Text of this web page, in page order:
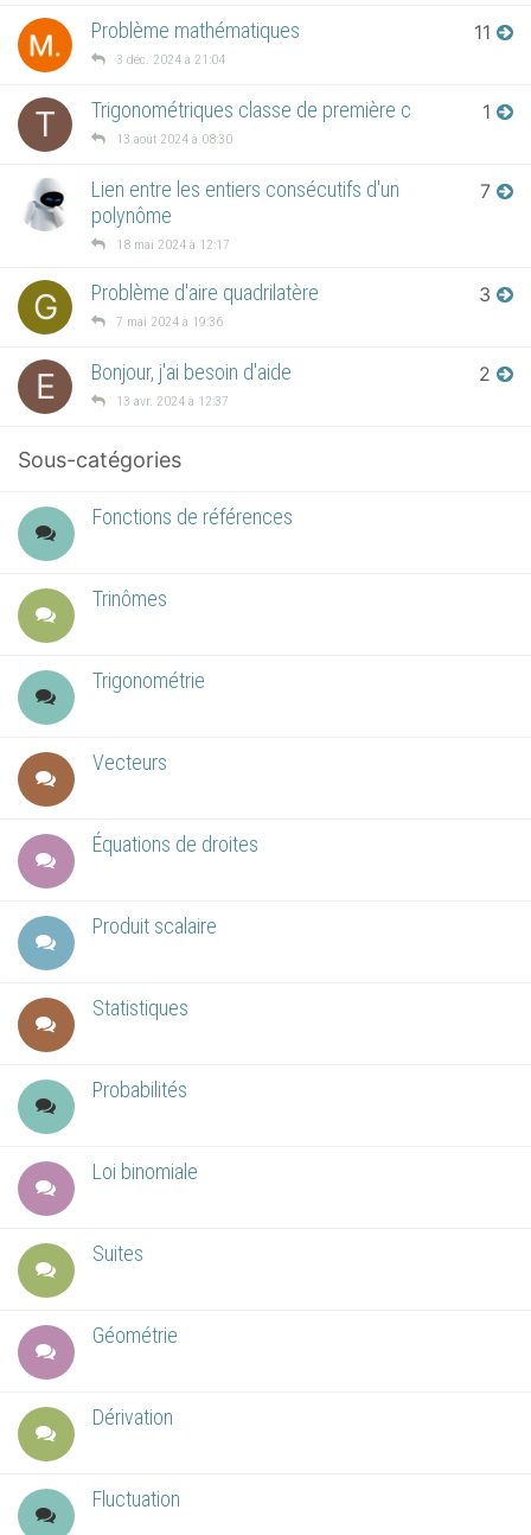
Problème mathématiques
3 déc. 2024 à 21:04
11
T Trigonométriques classe de première c
13 août 2024 à 08:30
1
Lien entre les entiers consécutifs d'un
polynôme
18 mai 2024 à 12:17
7
G Problème d'aire quadrilatère
7 mai 2024 à 19:36
3
E Bonjour, j'ai besoin d'aide
13 avr. 2024 à 12:37
2
Sous-catégories
Fonctions de références
Trinômes
Trigonométrie
Vecteurs
Équations de droites
Produit scalaire
Statistiques
Probabilités
Loi binomiale
Suites
Géométrie
Dérivation
Fluctuation